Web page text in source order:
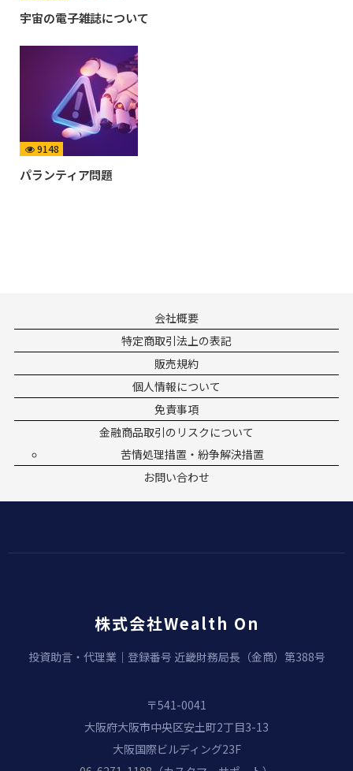
宇宙の電子雑誌について
9148
パランティア問題
会社概要
特定商取引法上の表記
販売規約
個人情報について
免責事項
金融商品取引のリスクについて
苦情処理措置・紛争解決措置
お問い合わせ
株式会社Wealth On
投資助言・代理業｜登録番号 近畿財務局長（金商）第388号
〒541-0041
大阪府大阪市中央区安土町2丁目3-13
大阪国際ビルディング23F